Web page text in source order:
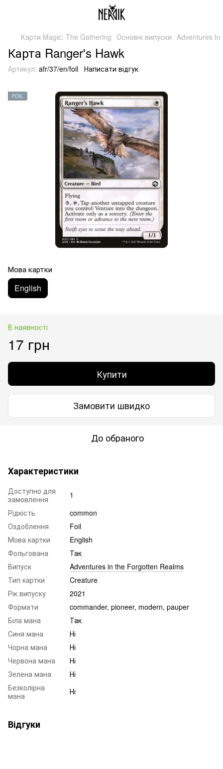
Карти Magic: The Gathering Основні випуски Adventures
Карта Ranger's Hawk
Артикул: afr/37/en/foil Написати відгук
FOIL
Мова картки
English
В наявності
17 грн
Купити
Замовити швидко
До обраного
Характеристики
Доступно для
замовлення
1
Рідкість
common
Оздоблення
Foil
Мова картки
English
Фольгована
Так
Випуск
Adventures in the Forgotten Realms
Тип картки
Creature
Рік випуску
2021
Формати
commander, pioneer, modern, pauper
Біла мана
Так
Синя мана
Ні
Чорна мана
Ні
Червона мана
Ні
Зелена мана
Ні
Безколірна
мана
Ні
Відгуки